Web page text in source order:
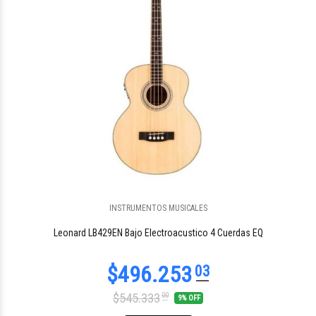
INSTRUMENTOS MUSICALES
Leonard LB429EN Bajo Electroacustico 4 Cuerdas EQ
$545.33300 9% OFF